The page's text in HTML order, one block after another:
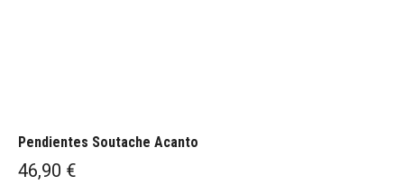
Pendientes Soutache Acanto
46,90 €